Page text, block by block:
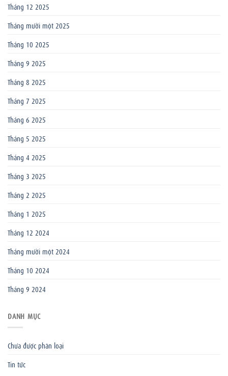
Tháng 12 2025
Tháng mười một 2025
Tháng 10 2025
Tháng 9 2025
Tháng 8 2025
Tháng 7 2025
Tháng 6 2025
Tháng 5 2025
Tháng 4 2025
Tháng 3 2025
Tháng 2 2025
Tháng 1 2025
Tháng 12 2024
Tháng mười một 2024
Tháng 10 2024
Tháng 9 2024
DANH MỤC
Chưa được phân loại
Tin tức